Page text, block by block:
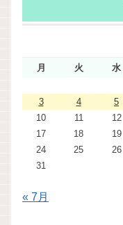
月 火 水
3
4 5
10
11 12
17
18 19
24
25 26
31
« 7月